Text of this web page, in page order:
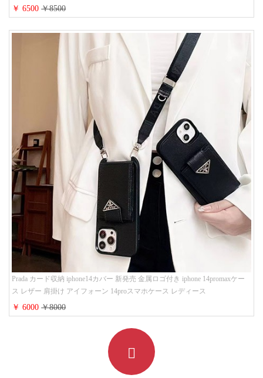
iphone15/14/13ケース ビジネス風 GUCCI galaxy s26/s25/s24ケース 手帳型 大
人 可愛い
￥ 6500￥8500
Prada カード収納 iphone14カバー 新発売 金属ロゴ付き iphone 14promaxケー
ス レザー 肩掛け アイフォーン 14proスマホケース レディース
￥ 6000￥8000